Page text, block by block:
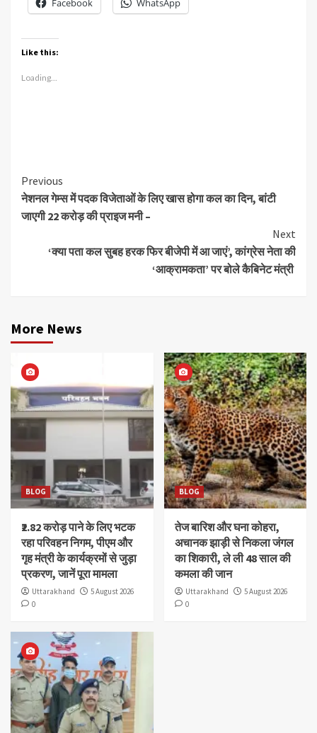
Facebook WhatsApp
Like this:
Loading...
Continue
Reading
Previous
नेशनल गेम्स में पदक विजेताओं के लिए खास होगा कल का दिन, बांटी
जाएगी 22 करोड़ की प्राइज मनी –
Next
‘क्या पता कल सुबह हरक फिर बीजेपी में आ जाएं’, कांग्रेस नेता की
‘आक्रामकता’ पर बोले कैबिनेट मंत्री
More News
BLOG
₹2.82 करोड़ पाने के लिए भटक
रहा परिवहन निगम, पीएम और
गृह मंत्री के कार्यक्रमों से जुड़ा
प्रकरण, जानें पूरा मामला
Uttarakhand
5 August 2026
0
BLOG
तेज बारिश और घना कोहरा,
अचानक झाड़ी से निकला जंगल
का शिकारी, ले ली 48 साल की
कमला की जान
Uttarakhand
5 August 2026
0